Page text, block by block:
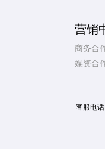
营销
商务合
媒资合
客服电